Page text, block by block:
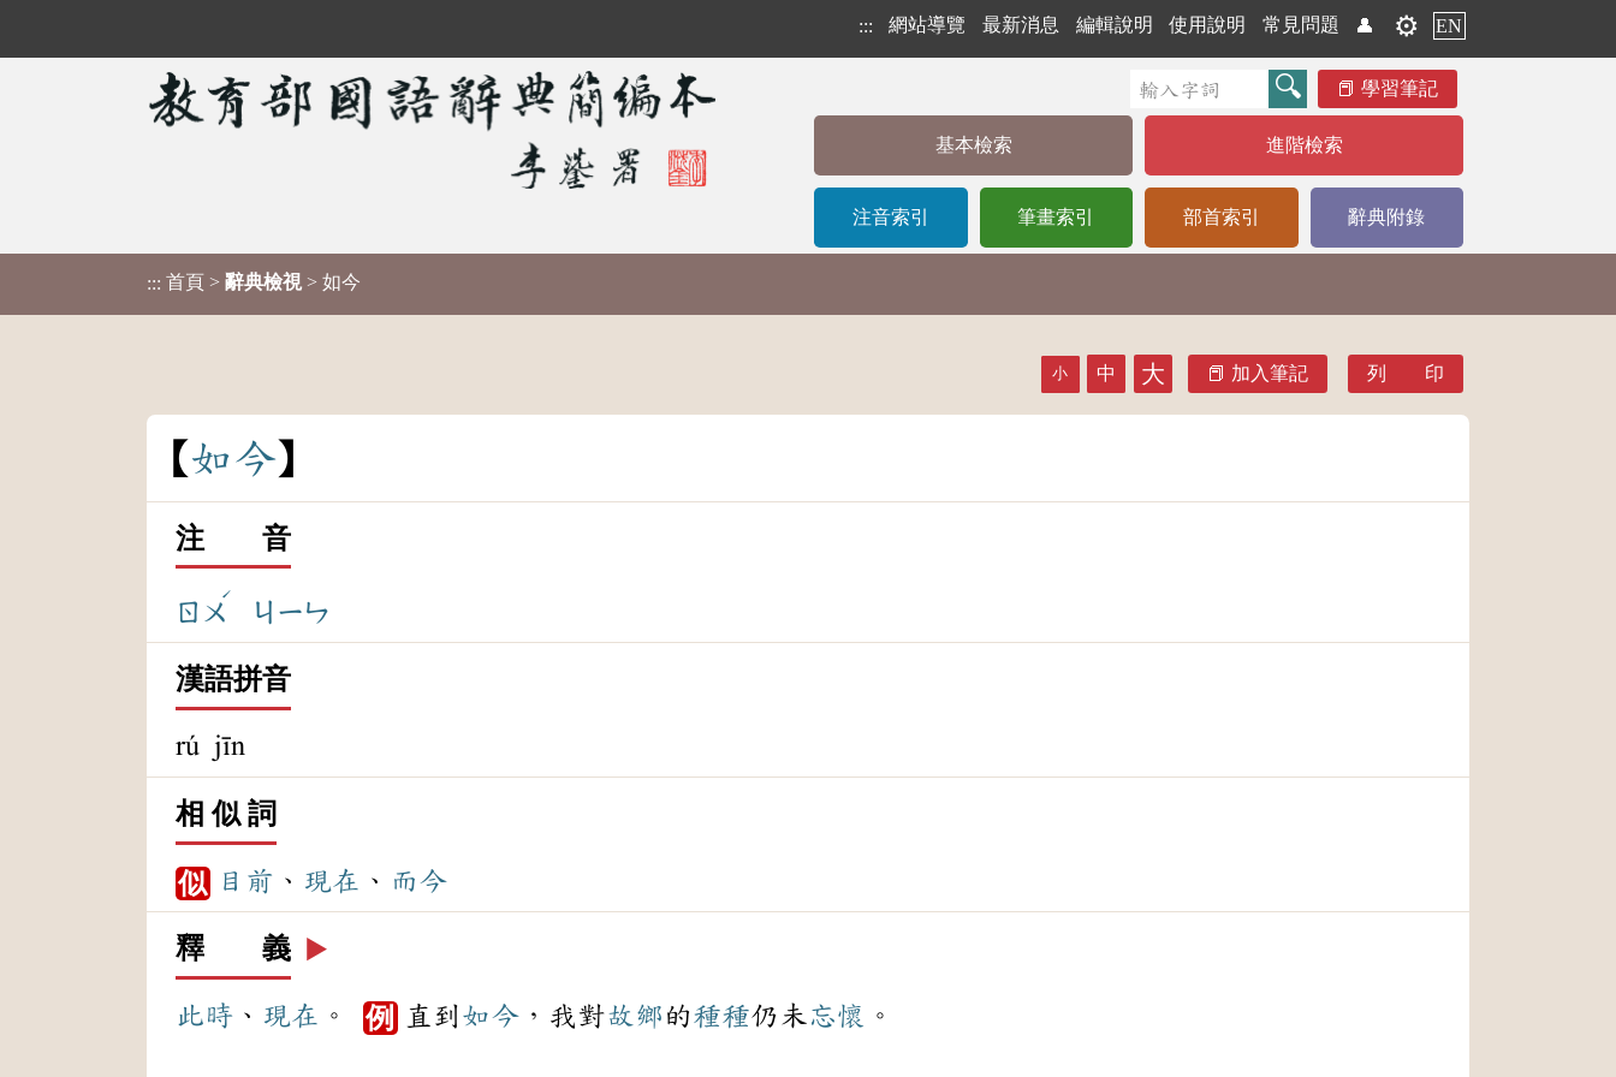
::: 網站導覽 最新消息 編輯說明 使用說明 常見問題 👤 ⚙️ EN
學習筆記
基本檢索 進階檢索
注音索引 筆畫索引 部首索引 辭典附錄
::: 首頁 > 辭典檢視 > 如今
小 中 大 加入筆記 列 印
如今
注 音
ㄖㄨ
ˊ
ㄐㄧㄣ
漢語拼音
rú jīn
相 似 詞
似 目前 、 現在 、 而今
釋 義 ▶️
此時 、 現在 。 例 直到 如今，我對故鄉 的種種仍未忘懷 。